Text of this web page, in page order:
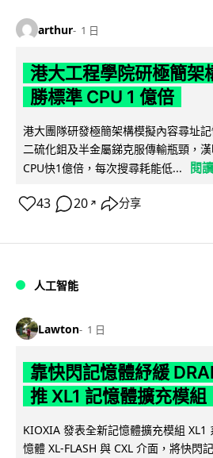
arthur 1 日
港大工程學院研極簡架
勝標準 CPU 1 億倍
港大團隊研發極簡架構模擬內容尋址
二硫化鉬及半金屬銻克服傳輸瓶頸，
CPU快1億倍，每次搜尋耗能低...
閱
43 20 ↗ 分享
人工智能
Lawton 1 日
靠快閃記憶體紓緩
推 XL1 記憶體擴充模組
KIOXIA 發表全新記憶體擴充模組 XL1
憶體 XL-FLASH 與 CXL 介面，將快閃